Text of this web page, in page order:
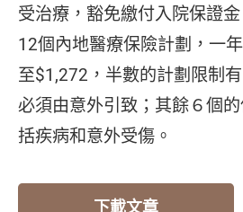
受治療，豁免繳付入院保證
12個內地醫療保險計劃，一
至$1,272，半數的計劃限制
必須由意外引致；其餘６個
括疾病和意外受傷。
下載文章